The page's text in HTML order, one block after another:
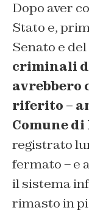
Dopo aver
Stato e,
Senato e
criminali
avrebbero
riferito –
Comune di
registrato
fermato – e
il sistema
rimasto in